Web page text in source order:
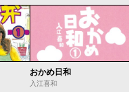
おかめ日和
入江喜和